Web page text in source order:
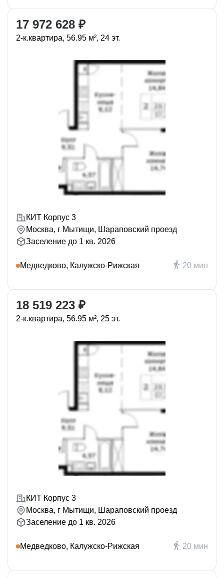
17 972 628 ₽
2-к.квартира, 56.95 м², 24 эт.
КИТ Корпус 3
Москва, г Мытищи, Шараповский проезд
Заселение до 1 кв. 2026
Медведково, Калужско-Рижская 20 мин
18 519 223 ₽
2-к.квартира, 56.95 м², 25 эт.
КИТ Корпус 3
Москва, г Мытищи, Шараповский проезд
Заселение до 1 кв. 2026
Медведково, Калужско-Рижская 20 мин